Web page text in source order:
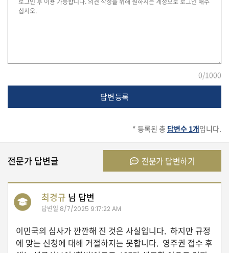
유
교
행/
취
0/1000
답변 등록
* 등록된 총 답변수 1개입니다.
전문가 답변글 전문가 답변하기
최경규 님 답변
답변일 8/7/2025 9:17:22 AM
이민국의 심사가 깐깐해 진 것은 사실입니다. 하지만 규정
에 맞는 신청에 대해 거절하지는 못합니다. 영주권 접수 후